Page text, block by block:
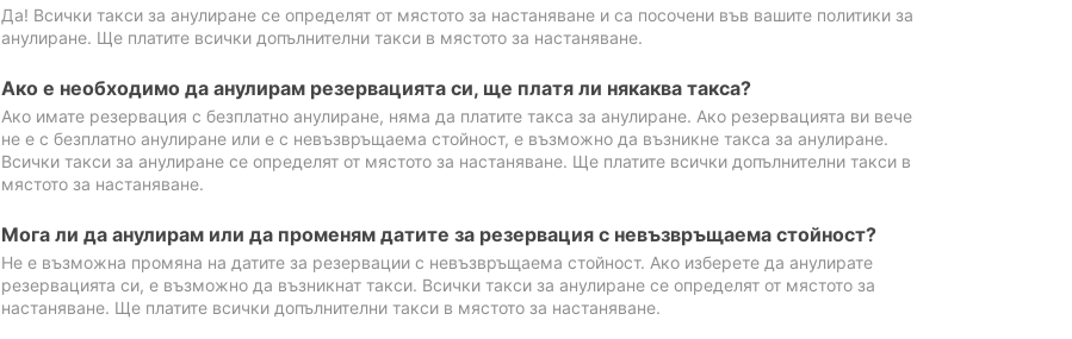
Да! Всички такси за анулиране се определят от мястото за настаняване и са посочени във вашите политики за
анулиране. Ще платите всички допълнителни такси в мястото за настаняване.
Ако е необходимо да анулирам резервацията си, ще платя ли някаква такса?
Ако имате резервация с безплатно анулиране, няма да платите такса за анулиране. Ако резервацията ви вече
не е с безплатно анулиране или е с невъзвръщаема стойност, е възможно да възникне такса за анулиране.
Всички такси за анулиране се определят от мястото за настаняване. Ще платите всички допълнителни такси в
мястото за настаняване.
Мога ли да анулирам или да променям датите за резервация с невъзвръщаема стойност?
Не е възможна промяна на датите за резервации с невъзвръщаема стойност. Ако изберете да анулирате
резервацията си, е възможно да възникнат такси. Всички такси за анулиране се определят от мястото за
настаняване. Ще платите всички допълнителни такси в мястото за настаняване.